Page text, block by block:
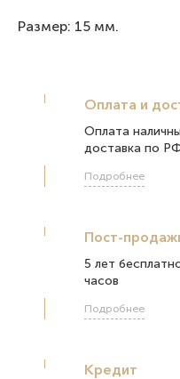
Размер: 15 мм.
Оплата и
Оплата
доставка по
Подробнее
Пост-
5 лет
часов
Подробнее
Кредит